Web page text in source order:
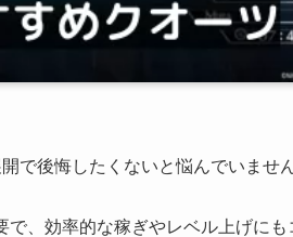
で後悔したくないと悩んでいませ
、効率的な稼ぎやレベル上げにも